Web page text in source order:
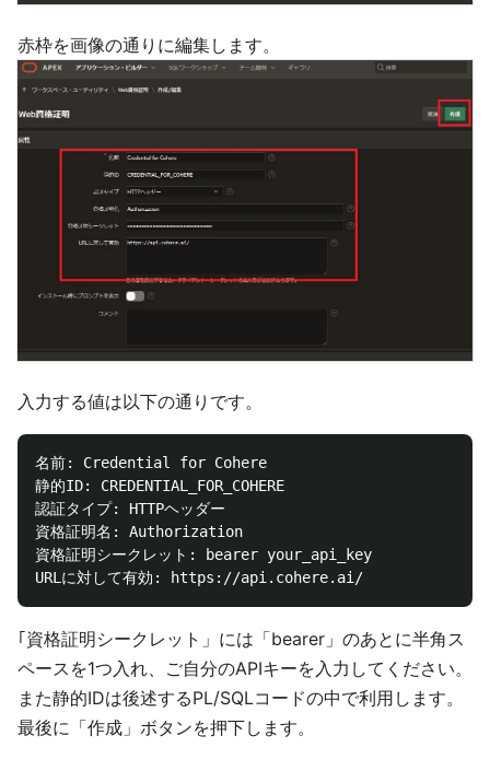
赤枠を画像の通りに編集します。
入力する値は以下の通りです。
名前: Credential for Cohere
静的ID: CREDENTIAL_FOR_COHERE
認証タイプ: HTTPヘッダー
資格証明名: Authorization
資格証明シークレット: bearer your_api_key
｢資格証明シークレット」には「bearer」のあとに半角ス
ペースを1つ入れ、ご自分のAPIキーを入力してください。
また静的IDは後述するPL/SQLコードの中で利用します。
最後に「作成」ボタンを押下します。